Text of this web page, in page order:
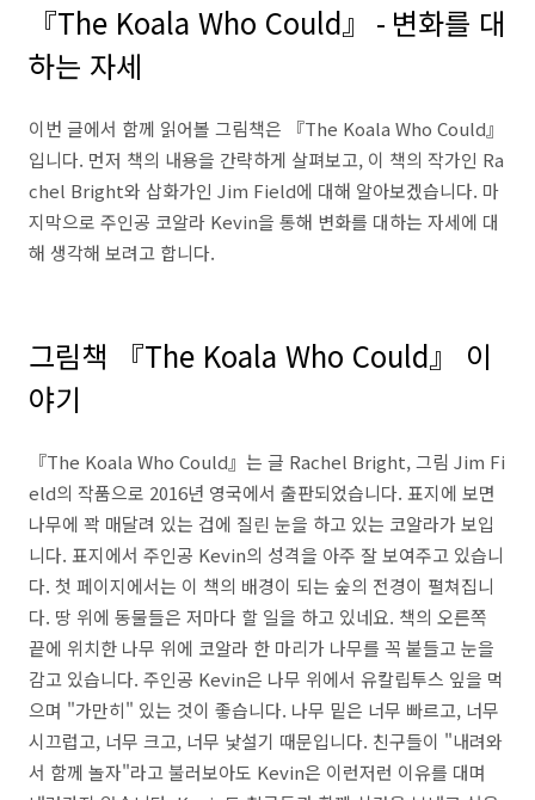
『The Koala Who Could』 - 변화를 대
하는 자세
이번 글에서 함께 읽어볼 그림책은 『The Koala Who Could』
입니다. 먼저 책의 내용을 간략하게 살펴보고, 이 책의 작가인 Ra
chel Bright와 삽화가인 Jim Field에 대해 알아보겠습니다. 마
지막으로 주인공 코알라 Kevin을 통해 변화를 대하는 자세에 대
해 생각해 보려고 합니다.
그림책 『The Koala Who Could』 이
야기
『The Koala Who Could』는 글 Rachel Bright, 그림 Jim Fi
eld의 작품으로 2016년 영국에서 출판되었습니다. 표지에 보면
나무에 꽉 매달려 있는 겁에 질린 눈을 하고 있는 코알라가 보입
니다. 표지에서 주인공 Kevin의 성격을 아주 잘 보여주고 있습니
다. 첫 페이지에서는 이 책의 배경이 되는 숲의 전경이 펼쳐집니
다. 땅 위에 동물들은 저마다 할 일을 하고 있네요. 책의 오른쪽
끝에 위치한 나무 위에 코알라 한 마리가 나무를 꼭 붙들고 눈을
감고 있습니다. 주인공 Kevin은 나무 위에서 유칼립투스 잎을 먹
으며 "가만히" 있는 것이 좋습니다. 나무 밑은 너무 빠르고, 너무
시끄럽고, 너무 크고, 너무 낯설기 때문입니다. 친구들이 "내려와
서 함께 놀자"라고 불러보아도 Kevin은 이런저런 이유를 대며